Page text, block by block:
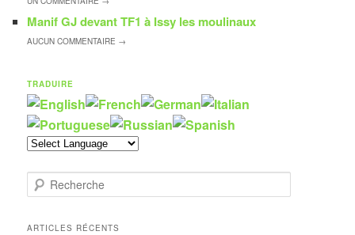
Manif GJ devant TF1 à Issy les moulinaux
AUCUNCOMMENTAIRE →
TRADUIRE
e
h
ARTICLES RÉCENTS